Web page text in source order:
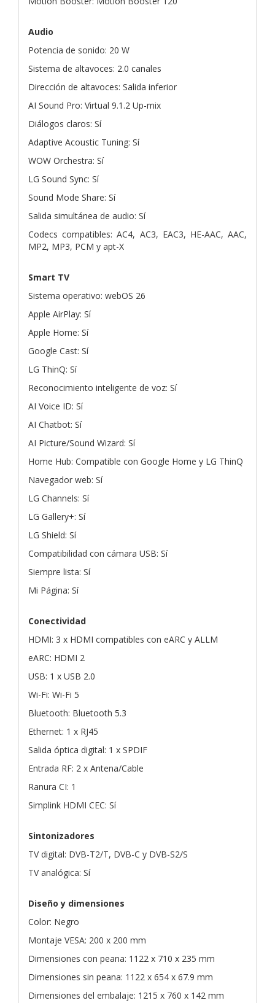
Audio
Potencia de sonido: 20 W
Sistema de altavoces: 2.0 canales
Dirección de altavoces: Salida inferior
AI Sound Pro: Virtual 9.1.2 Up-mix
Diálogos claros: Sí
Adaptive Acoustic Tuning: Sí
WOW Orchestra: Sí
LG Sound Sync: Sí
Sound Mode Share: Sí
Salida simultánea de audio: Sí
Codecs compatibles: AC4, AC3, EAC3, HE-AAC, AAC,
MP2, MP3, PCM y apt-X
Smart TV
Sistema operativo: webOS 26
Apple AirPlay: Sí
Apple Home: Sí
Google Cast: Sí
LG ThinQ: Sí
Reconocimiento inteligente de voz: Sí
AI Voice ID: Sí
AI Chatbot: Sí
AI Picture/Sound Wizard: Sí
Home Hub: Compatible con Google Home y LG ThinQ
Navegador web: Sí
LG Channels: Sí
LG Gallery+: Sí
LG Shield: Sí
Compatibilidad con cámara USB: Sí
Siempre lista: Sí
Mi Página: Sí
Conectividad
HDMI: 3 x HDMI compatibles con eARC y ALLM
eARC: HDMI 2
USB: 1 x USB 2.0
Wi-Fi: Wi-Fi 5
Bluetooth: Bluetooth 5.3
Ethernet: 1 x RJ45
Salida óptica digital: 1 x SPDIF
Entrada RF: 2 x Antena/Cable
Ranura CI: 1
Simplink HDMI CEC: Sí
Sintonizadores
TV digital: DVB-T2/T, DVB-C y DVB-S2/S
TV analógica: Sí
Diseño y dimensiones
Color: Negro
Montaje VESA: 200 x 200 mm
Dimensiones con peana: 1122 x 710 x 235 mm
Dimensiones sin peana: 1122 x 654 x 67.9 mm
Dimensiones del embalaje: 1215 x 760 x 142 mm